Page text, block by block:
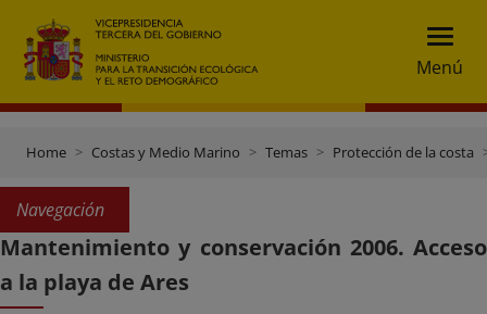
Menú
Home Costas y Medio Marino Temas Protección de la costa
Navegación
Mantenimiento y conservación 2006. Acceso
a la playa de Ares